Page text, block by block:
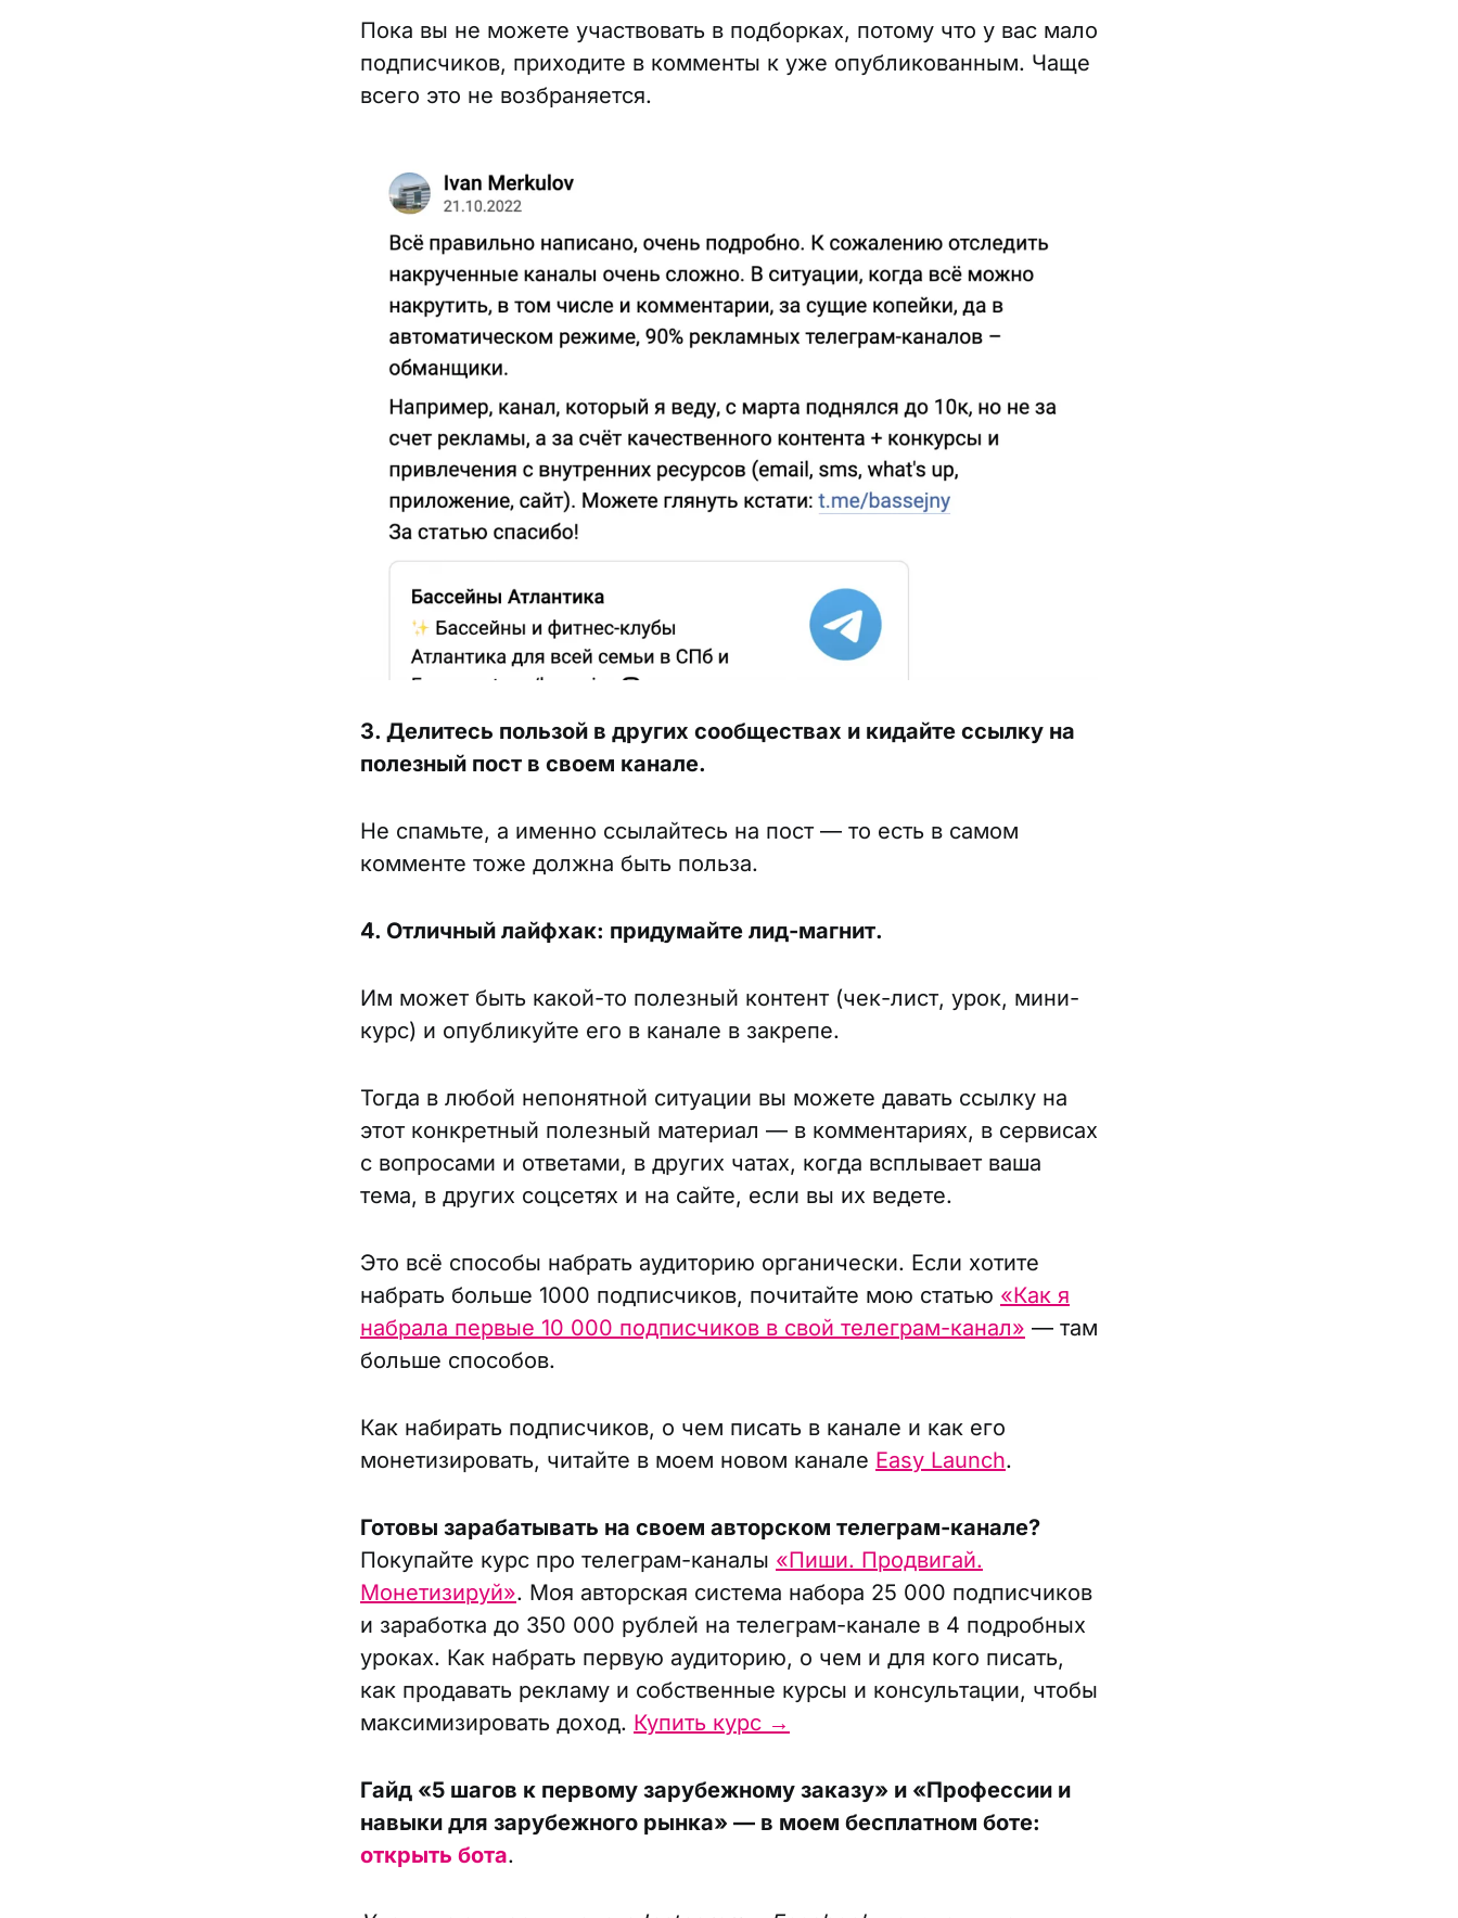
Пока вы не можете участвовать в подборках, потому что у вас мало
подписчиков, приходите в комменты к уже опубликованным. Чаще
всего это не возбраняется.
3. Делитесь пользой в других сообществах и кидайте ссылку на
полезный пост в своем канале.
Не спамьте, а именно ссылайтесь на пост — то есть в самом
комменте тоже должна быть польза.
4. Отличный лайфхак: придумайте лид-магнит.
Им может быть какой-то полезный контент (чек-лист, урок, мини-
курс) и опубликуйте его в канале в закрепе.
Тогда в любой непонятной ситуации вы можете давать ссылку на
этот конкретный полезный материал — в комментариях, в сервисах
с вопросами и ответами, в других чатах, когда всплывает ваша
тема, в других соцсетях и на сайте, если вы их ведете.
Это всё способы набрать аудиторию органически. Если хотите
набрать больше 1000 подписчиков, почитайте мою статью «Как я
набрала первые 10 000 подписчиков в свой телеграм-канал» — там
больше способов.
Как набирать подписчиков, о чем писать в канале и как его
монетизировать, читайте в моем новом канале Easy Launch.
Готовы зарабатывать на своем авторском телеграм-канале?
Покупайте курс про телеграм-каналы «Пиши. Продвигай.
Монетизируй». Моя авторская система набора 25 000 подписчиков
и заработка до 350 000 рублей на телеграм-канале в 4 подробных
уроках. Как набрать первую аудиторию, о чем и для кого писать,
как продавать рекламу и собственные курсы и консультации, чтобы
максимизировать доход. Купить курс →
Гайд «5 шагов к первому зарубежному заказу» и «Профессии и
навыки для зарубежного рынка» — в моем бесплатном боте:
открыть бота.